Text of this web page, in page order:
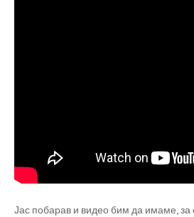
Јас побарав и видео бим да имаме, за